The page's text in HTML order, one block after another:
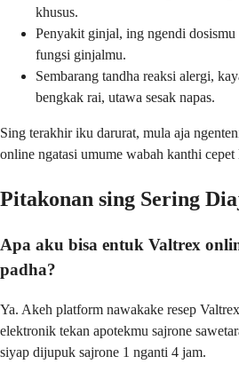
khusus.
Penyakit ginjal, ing ngendi
fungsi ginjalmu.
Sembarang tandha reaksi alergi,
bengkak rai, utawa sesak napas.
Sing terakhir iku darurat, mula aja
online ngatasi umume wabah kanthi
Pitakonan sing Sering
Apa aku bisa entuk Valtrex
padha?
Ya. Akeh platform nawakake resep
elektronik tekan apotekmu sajrone
siyap dijupuk sajrone 1 nganti 4 jam.